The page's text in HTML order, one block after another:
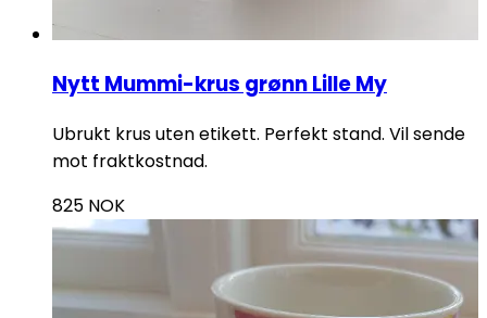
Nytt Mummi-krus grønn Lille My
Ubrukt krus uten etikett. Perfekt stand. Vil sende
mot fraktkostnad.
825 NOK